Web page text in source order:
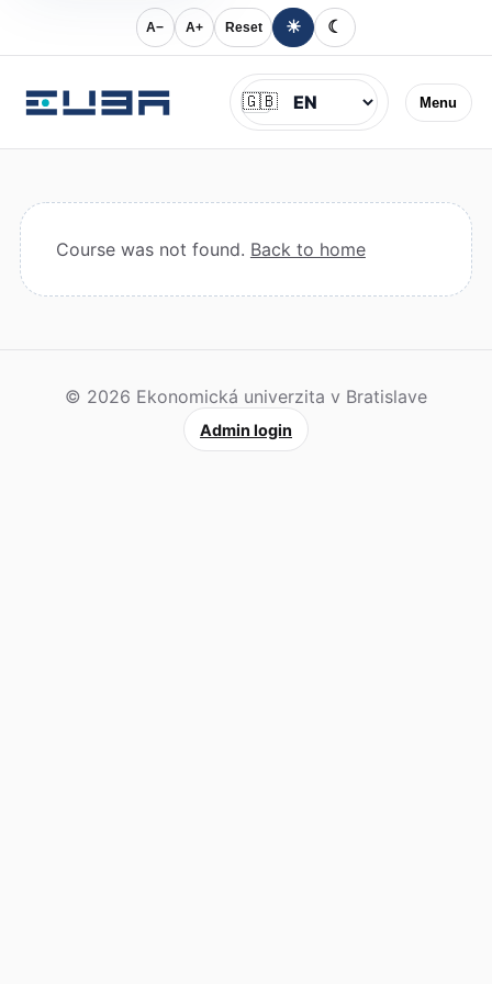
A− A+ Reset ☀ ☾
Menu
Jazyk
🇬🇧
Course was not found. Back to home
© 2026 Ekonomická univerzita v Bratislave
Admin login